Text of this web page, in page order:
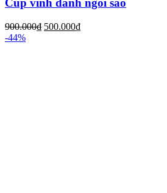
Cúp vinh danh ngôi sao
900.000₫ 500.000₫
-44%